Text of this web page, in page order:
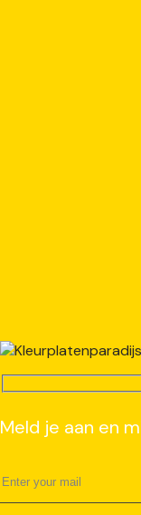
Meld je aan en